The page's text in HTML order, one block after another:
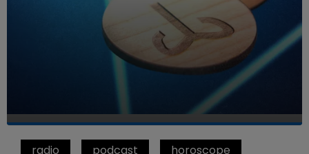
radio podcast horoscope